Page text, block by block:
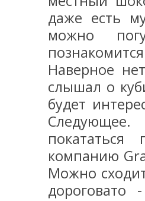
даже есть
можно
Наверное
слышал о
будет
компанию
Можно